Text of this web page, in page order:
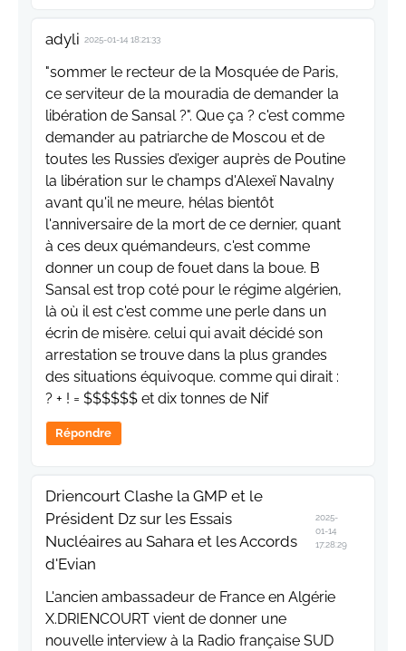
adyli 2025-01-14 18:21:33
"sommer le recteur de la Mosquée de Paris,
ce serviteur de la mouradia de demander la
libération de Sansal ?". Que ça ? c'est comme
demander au patriarche de Moscou et de
toutes les Russies d’exiger auprès de Poutine
la libération sur le champs d'Alexeï Navalny
avant qu'il ne meure, hélas bientôt
l'anniversaire de la mort de ce dernier, quant
à ces deux quémandeurs, c'est comme
donner un coup de fouet dans la boue. B
Sansal est trop coté pour le régime algérien,
là où il est c'est comme une perle dans un
écrin de misère. celui qui avait décidé son
arrestation se trouve dans la plus grandes
des situations équivoque. comme qui dirait :
? + ! = $$$$$$ et dix tonnes de Nif
Répondre
Driencourt Clashe la GMP et le
Président Dz sur les Essais
Nucléaires au Sahara et les Accords
d'Evian
2025-
01-14
17:28:29
L'ancien ambassadeur de France en Algérie
X.DRIENCOURT vient de donner une
nouvelle interview à la Radio française SUD